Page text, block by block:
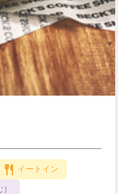
イートイン